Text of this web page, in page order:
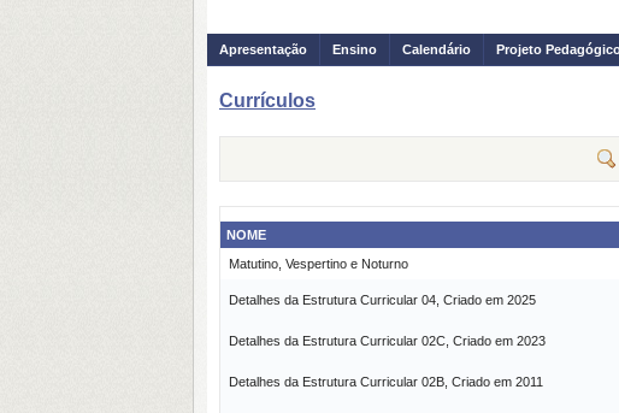
Apresentação Ensino Calendário Projeto
Currículos
NOME
Matutino, Vespertino e Noturno
Detalhes da Estrutura Curricular 04, Criado em 2025
Detalhes da Estrutura Curricular 02C, Criado em 2023
Detalhes da Estrutura Curricular 02B, Criado em 2011